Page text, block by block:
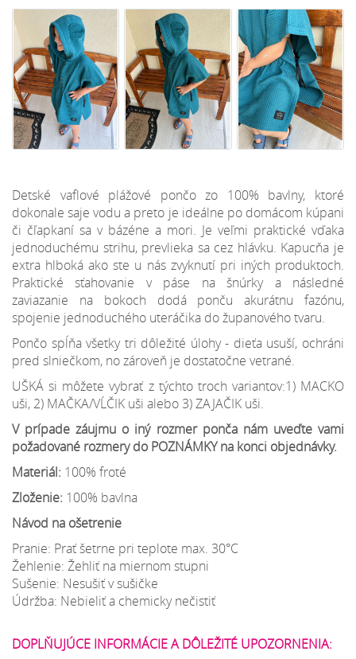
Detské vaflové plážové pončo zo 100% bavlny, ktoré
dokonale saje vodu a preto je ideálne po domácom kúpani
či čľapkaní sa v bázéne a mori. Je veľmi praktické vďaka
jednoduchému strihu, prevlieka sa cez hlávku. Kapucňa je
extra hlboká ako ste u nás zvyknutí pri iných produktoch.
Praktické sťahovanie v páse na šnúrky a následné
zaviazanie na bokoch dodá ponču akurátnu fazónu,
spojenie jednoduchého uteráčika do županového tvaru.
Pončo spĺňa všetky tri dôležité úlohy - dieťa usuší, ochráni
pred slniečkom, no zároveň je dostatočne vetrané.
UŠKÁ si môžete vybrať z týchto troch variantov:1) MACKO
uši, 2) MAČKA/VĹČIK uši alebo 3) ZAJAČIK uši.
V prípade záujmu o iný rozmer ponča nám uveďte vami
požadované rozmery do POZNÁMKY na konci objednávky.
Materiál: 100% froté
Zloženie: 100% bavlna
Návod na ošetrenie
Pranie: Prať šetrne pri teplote max. 30°C
Žehlenie: Žehliť na miernom stupni
Sušenie: Nesušiť v sušičke
Údržba: Nebieliť a chemicky nečistiť
DOPLŇUJÚCE INFORMÁCIE A DÔLEŽITÉ UPOZORNENIA: